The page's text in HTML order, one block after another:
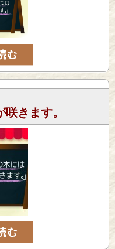
きます。